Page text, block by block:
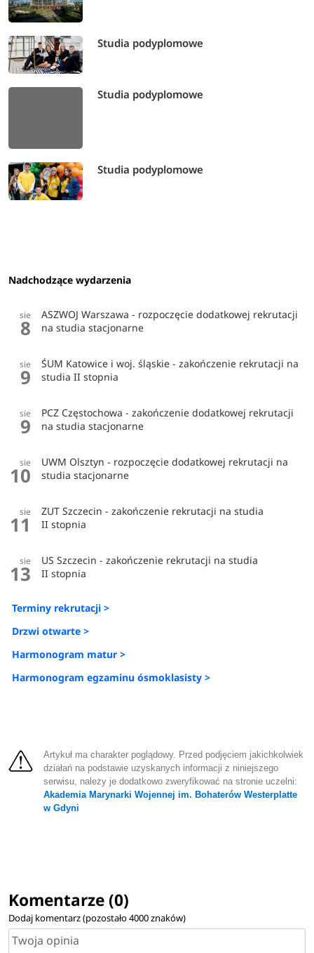
Studia podyplomowe
Studia podyplomowe
Studia podyplomowe
Nadchodzące wydarzenia
sie
8
ASZWOJ Warszawa - rozpoczęcie dodatkowej rekrutacji
na studia stacjonarne
sie
9
ŚUM Katowice i woj. śląskie - zakończenie rekrutacji na
studia II stopnia
sie
9
PCZ Częstochowa - zakończenie dodatkowej rekrutacji
na studia stacjonarne
sie
10
UWM Olsztyn - rozpoczęcie dodatkowej rekrutacji na
studia stacjonarne
sie
11
ZUT Szczecin - zakończenie rekrutacji na studia
II stopnia
sie
13
US Szczecin - zakończenie rekrutacji na studia
II stopnia
Terminy rekrutacji >
Drzwi otwarte >
Harmonogram matur >
Harmonogram egzaminu ósmoklasisty >
Artykuł ma charakter poglądowy. Przed podjęciem jakichkolwiek
działań na podstawie uzyskanych informacji z niniejszego
serwisu, należy je dodatkowo zweryfikować na stronie uczelni:
Akademia Marynarki Wojennej im. Bohaterów Westerplatte
w Gdyni
Komentarze (0)
Dodaj komentarz (pozostało4000znaków)